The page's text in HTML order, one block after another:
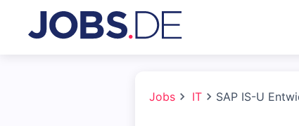
Jobs IT SAP IS-U